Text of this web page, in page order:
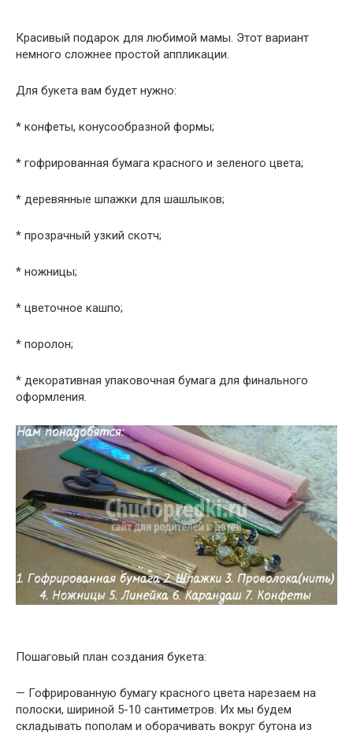
Красивый подарок для любимой мамы. Этот вариант
немного сложнее простой аппликации.
Для букета вам будет нужно:
* конфеты, конусообразной формы;
* гофрированная бумага красного и зеленого цвета;
* деревянные шпажки для шашлыков;
* прозрачный узкий скотч;
* ножницы;
* цветочное кашпо;
* поролон;
* декоративная упаковочная бумага для финального
оформления.
Пошаговый план создания букета:
— Гофрированную бумагу красного цвета нарезаем на
полоски, шириной 5-10 сантиметров. Их мы будем
складывать пополам и оборачивать вокруг бутона из